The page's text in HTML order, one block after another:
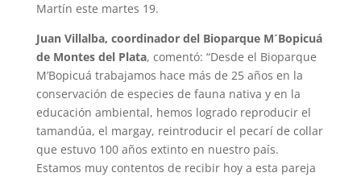
Martín este martes 19.
Juan Villalba, coordinador del Bioparque M´Bopicuá
de Montes del Plata, comentó: “Desde el Bioparque
M’Bopicuá trabajamos hace más de 25 años en la
conservación de especies de fauna nativa y en la
educación ambiental, hemos logrado reproducir el
tamandúa, el margay, reintroducir el pecarí de collar
que estuvo 100 años extinto en nuestro país.
Estamos muy contentos de recibir hoy a esta pareja